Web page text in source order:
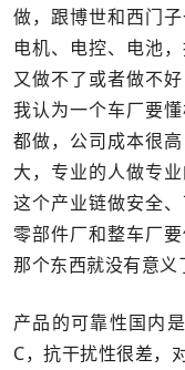
做，跟博世和西门
电机、电控、电池
又做不了或者做不
我认为一个车厂要
都做，公司成本很
大，专业的人做专
这个产业链做安全
零部件厂和整车厂
那个东西就没有意
产品的可靠性国内
C，抗干扰性很差，